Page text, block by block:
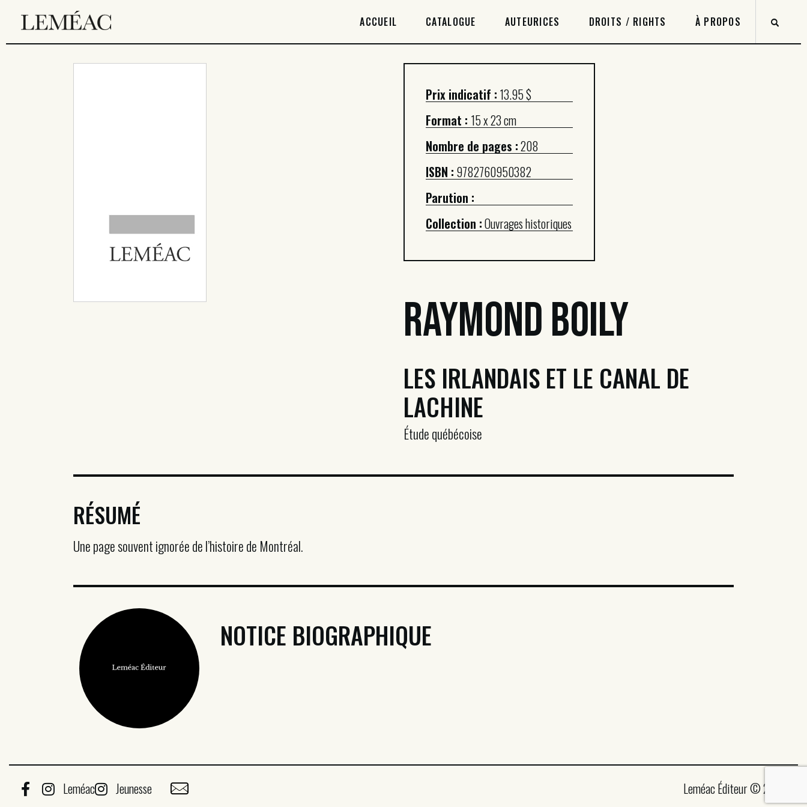
ACCUEIL CATALOGUE AUTEURICES DROITS / RIGHTS À PROPOS
CATALOGUE
Prix indicatif : 13.95 $
Format : 15 x 23 cm
Nombre de pages :208
ISBN : 9782760950382
Parution :
Collection :Ouvrages historiques
Raymond Boily
LES IRLANDAIS ET LE CANAL DE
LACHINE
Étude québécoise
RÉSUMÉ
Une page souvent ignorée de l’histoire de Montréal.
NOTICE BIOGRAPHIQUE
Leméac Jeunesse Leméac Éditeur © 2026